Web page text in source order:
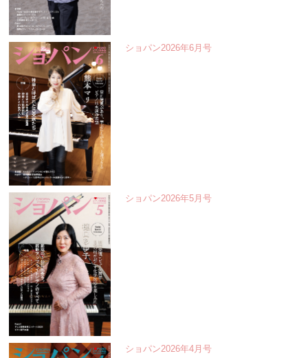
ショパン2026年6月号
ショパン2026年5月号
ショパン2026年4月号